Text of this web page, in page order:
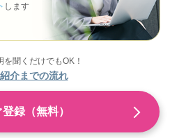
します
聞くだけでもOK！
介までの流れ
録（無料）